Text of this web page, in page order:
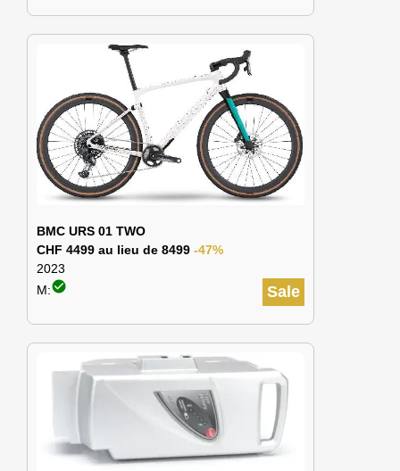
BMC URS 01 TWO
CHF 4499 au lieu de 8499 -47%
2023
Sale
M:check_circle